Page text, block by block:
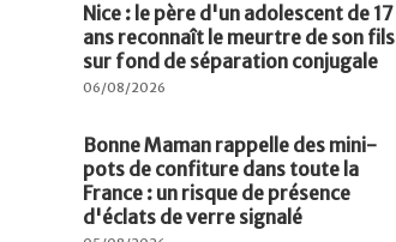
Nice : le père d'un adolescent de 17
ans reconnaît le meurtre de son fils
sur fond de séparation conjugale
06/08/2026
Bonne Maman rappelle des mini-
pots de confiture dans toute la
France : un risque de présence
d'éclats de verre signalé